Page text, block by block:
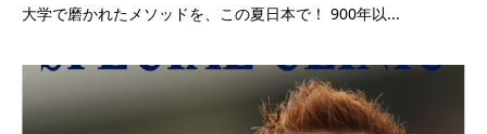
大学で磨かれたメソッドを、この夏日本で！ 900年以...